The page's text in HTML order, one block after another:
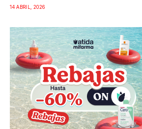
14 ABRIL, 2026